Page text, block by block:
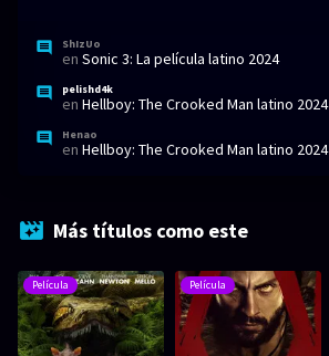
ShIzUo
en Sonic 3: La película latino 2024
pelishd4k
en Hellboy: The Crooked Man latino 2024
Henao
en Hellboy: The Crooked Man latino 2024
Más títulos como este
Película Película